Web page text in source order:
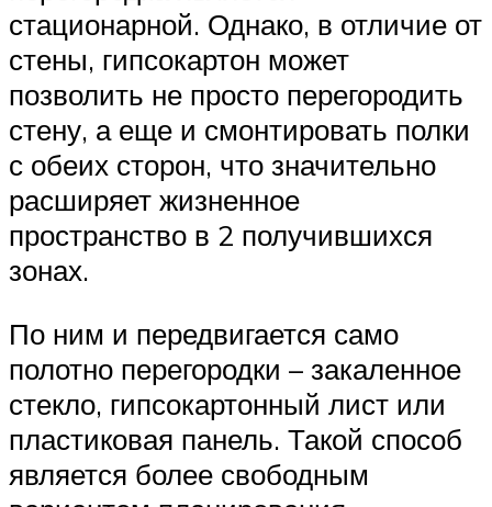
стационарной. Однако, в отличие от
стены, гипсокартон может
позволить не просто перегородить
стену, а еще и смонтировать полки
с обеих сторон, что значительно
расширяет жизненное
пространство в 2 получившихся
зонах.
По ним и передвигается само
полотно перегородки – закаленное
стекло, гипсокартонный лист или
пластиковая панель. Такой способ
является более свободным